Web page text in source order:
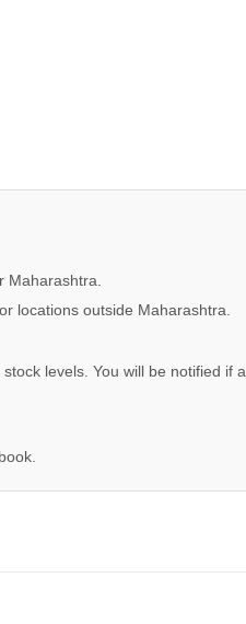
Maharashtra.
locations outside Maharashtra.
levels. You will be notified if a